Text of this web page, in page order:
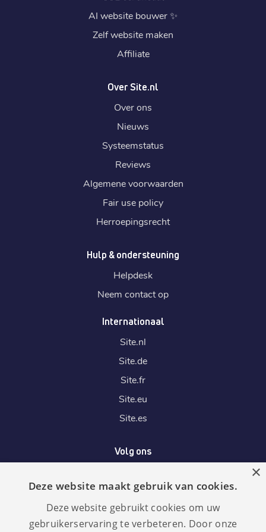
AI website bouwer✨
Zelf website maken
Affiliate
Over Site.nl
Over ons
Nieuws
Systeemstatus
Reviews
Algemene voorwaarden
Fair use policy
Herroepingsrecht
Hulp & ondersteuning
Helpdesk
Neem contact op
Internationaal
Site.nl
Site.de
Site.fr
Site.eu
Site.es
Volg ons
Wij accepteren
×
Deze website maakt gebruik van cookies.
Deze website gebruikt cookies om uw
gebruikerservaring te verbeteren. Door onze